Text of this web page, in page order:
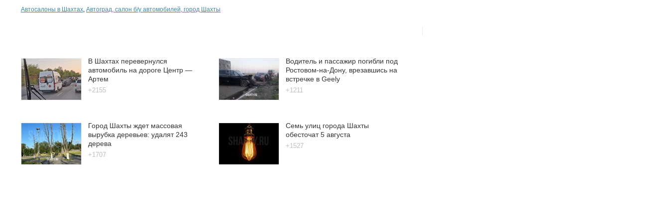
Автосалоны в Шахтах, Автоград, салон б/у автомобилей, город Шахты
В Шахтах перевернулся
автомобиль на дороге Центр —
Артем
+2155
Водитель и пассажир погибли под
Ростовом-на-Дону, врезавшись на
встречке в Geely
+1211
Город Шахты ждет массовая
вырубка деревьев: удалят 243
дерева
+1707
Семь улиц города Шахты
обесточат 5 августа
+1527